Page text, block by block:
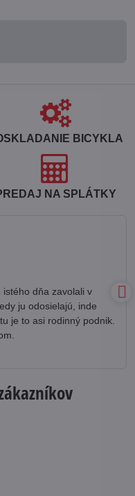
BICYKLA
NA SPLÁTKY
dňa zavolali v
ju odosielajú, inde
je to asi rodinný podnik.